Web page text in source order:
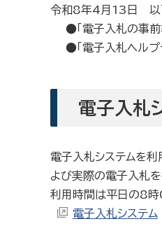
令和8年4月13日 以
●「 電子入札の事前
●「電子入札ヘルプデ
電子入札
電子入札システムを利
よび実際の電子入札を
利用時間は平日の8
電子入札システム